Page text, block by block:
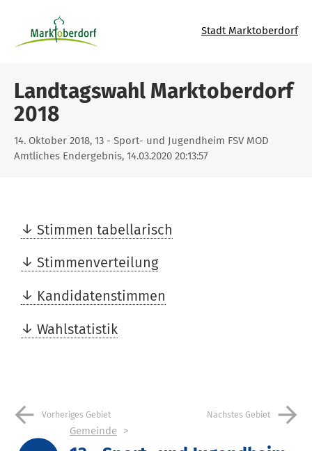
Stadt Marktoberdorf
Landtagswahl Marktoberdorf
2018
14. Oktober 2018, 13 - Sport- und Jugendheim FSV MOD
Amtliches Endergebnis, 14.03.2020 20:13:57
Stimmen tabellarisch
Stimmenverteilung
Kandidatenstimmen
Wahlstatistik
arrow_back Vorheriges Gebiet Nächstes Gebiet arrow_forward
Gemeinde